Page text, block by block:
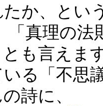
たか、とい
「真理の法
も言えま
る「不思
詩に、